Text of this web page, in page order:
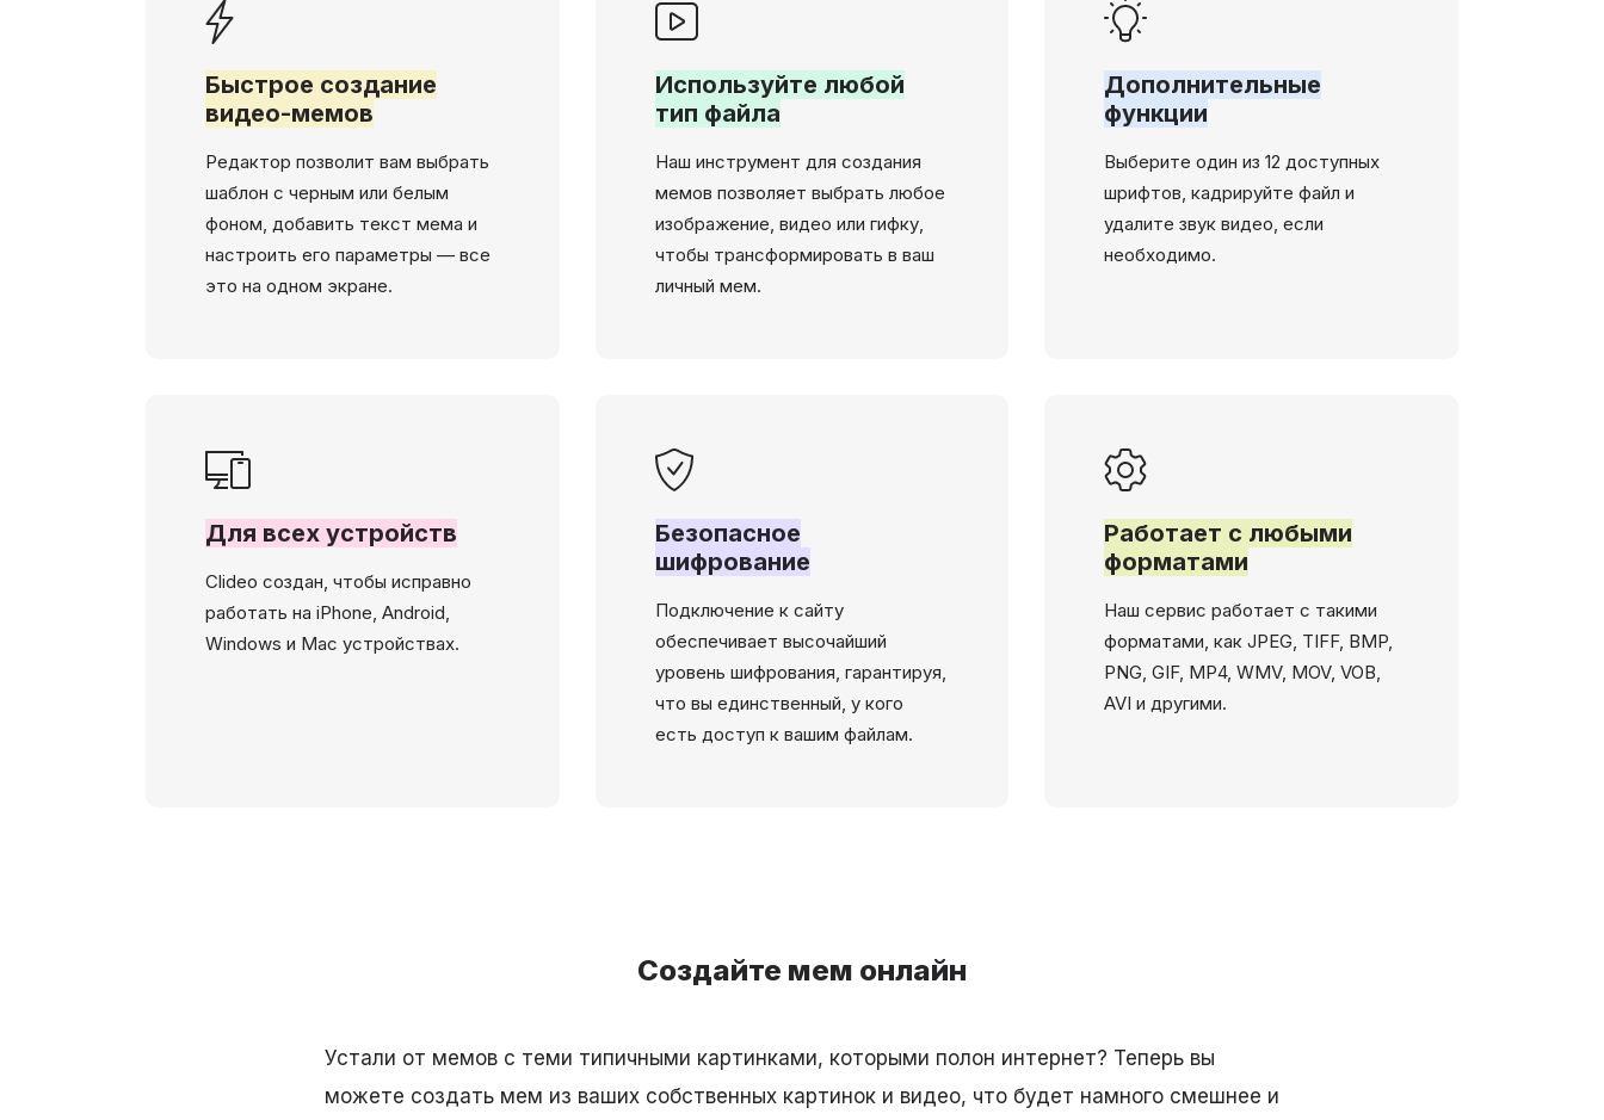
Быстрое создание
видео-мемов
Редактор позволит вам выбрать
шаблон с черным или белым
фоном, добавить текст мема и
настроить его параметры — все
это на одном экране.
Используйте любой
тип файла
Наш инструмент для создания
мемов позволяет выбрать любое
изображение, видео или гифку,
чтобы трансформировать в ваш
личный мем.
Дополнительные
функции
Выберите один из 12 доступных
шрифтов, кадрируйте файл и
удалите звук видео, если
необходимо.
Для всех устройств
Clideo создан, чтобы исправно
работать на iPhone, Android,
Windows и Mac устройствах.
Безопасное
шифрование
Подключение к сайту
обеспечивает высочайший
уровень шифрования, гарантируя,
что вы единственный, у кого
есть доступ к вашим файлам.
Работает с любыми
форматами
Наш сервис работает с такими
форматами, как JPEG, TIFF, BMP,
PNG, GIF, MP4, WMV, MOV, VOB,
AVI и другими.
Создайте мем онлайн
Устали от мемов с теми типичными картинками, которыми полон интернет? Теперь вы
можете создать мем из ваших собственных картинок и видео, что будет намного смешнее и